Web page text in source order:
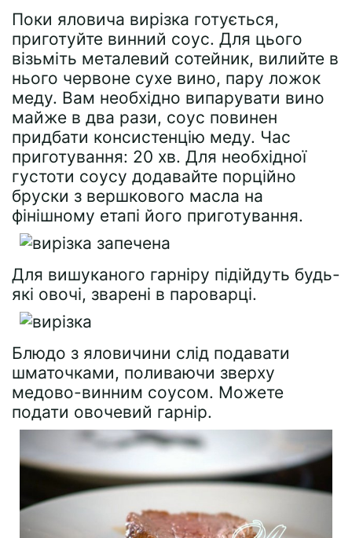
Поки яловича вирізка готується,
приготуйте винний соус. Для цього
візьміть металевий сотейник, вилийте в
нього червоне сухе вино, пару ложок
меду. Вам необхідно випарувати вино
майже в два рази, соус повинен
придбати консистенцію меду. Час
приготування: 20 хв. Для необхідної
густоти соусу додавайте порційно
бруски з вершкового масла на
фінішному етапі його приготування.
Для вишуканого гарніру підійдуть будь-
які овочі, зварені в пароварці.
Блюдо з яловичини слід подавати
шматочками, поливаючи зверху
медово-винним соусом. Можете
подати овочевий гарнір.